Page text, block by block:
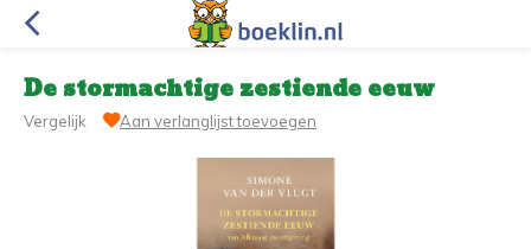
De stormachtige zestiende eeuw
Vergelijk Aan verlanglijst toevoegen